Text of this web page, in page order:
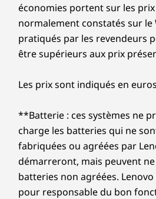
économies portent sur les
normalement constatés sur le
pratiqués par les revendeurs
être supérieurs aux prix
Les prix sont indiqués en
**Batterie : ces systèmes ne
charge les batteries qui ne
fabriquées ou agréées par
démarreront, mais peuvent
batteries non agréées.
pour responsable du bon